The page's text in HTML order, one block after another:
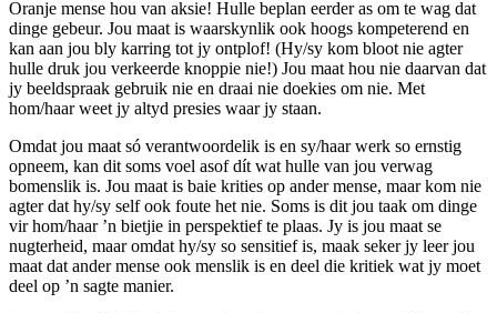
Oranje mense hou van aksie! Hulle beplan eerder as om te wag dat
dinge gebeur. Jou maat is waarskynlik ook hoogs kompeterend en
kan aan jou bly karring tot jy ontplof! (Hy/sy kom bloot nie agter
hulle druk jou verkeerde knoppie nie!) Jou maat hou nie daarvan dat
jy beeldspraak gebruik nie en draai nie doekies om nie. Met
hom/haar weet jy altyd presies waar jy staan.
Omdat jou maat só verantwoordelik is en sy/haar werk so ernstig
opneem, kan dit soms voel asof dít wat hulle van jou verwag
bomenslik is. Jou maat is baie krities op ander mense, maar kom nie
agter dat hy/sy self ook foute het nie. Soms is dit jou taak om dinge
vir hom/haar ’n bietjie in perspektief te plaas. Jy is jou maat se
nugterheid, maar omdat hy/sy so sensitief is, maak seker jy leer jou
maat dat ander mense ook menslik is en deel die kritiek wat jy moet
deel op ’n sagte manier.